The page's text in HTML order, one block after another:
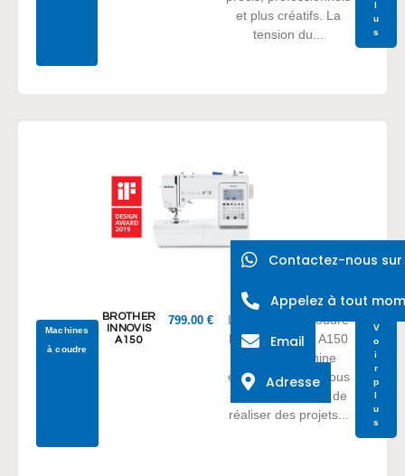
et plus créatifs. La
tension du...
l
u
s
Machines
à coudre
BROTHER
INNOVIS
A150
799.00€
La machine à coudre
Brother Innovis A150
est une machine
électronique qui vous
offre la possibilité de
réaliser des projets...
V
o
i
r
p
l
u
s
Contactez-nous
Appelez à tout
Email
Adresse